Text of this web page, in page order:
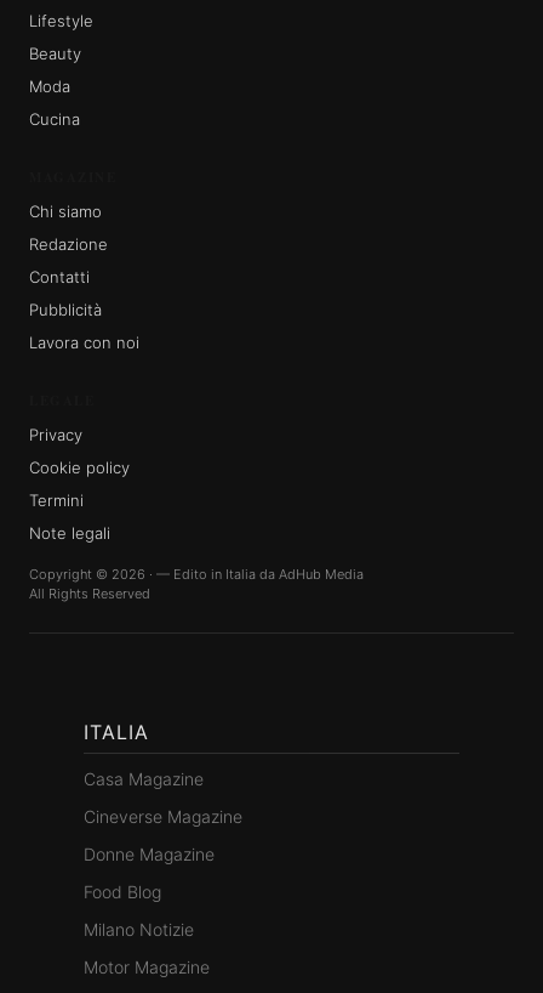
Lifestyle
Beauty
Moda
Cucina
Chi siamo
Redazione
Contatti
Pubblicità
Lavora con noi
Privacy
Cookie policy
Termini
Note legali
Copyright © 2026 · — Edito in Italia da AdHub Media
All Rights Reserved
ITALIA
Casa Magazine
Cineverse Magazine
Donne Magazine
Food Blog
Milano Notizie
Motor Magazine